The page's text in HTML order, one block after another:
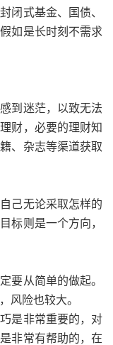
闭式基金、国债、
如是长时刻不需求
到迷茫，以致无法
财，必要的理财知
、杂志等渠道获取
己无论采取怎样的
标则是一个方向，
要从简单的做起。
风险也较大。
是非常重要的，对
非常有帮助的，在